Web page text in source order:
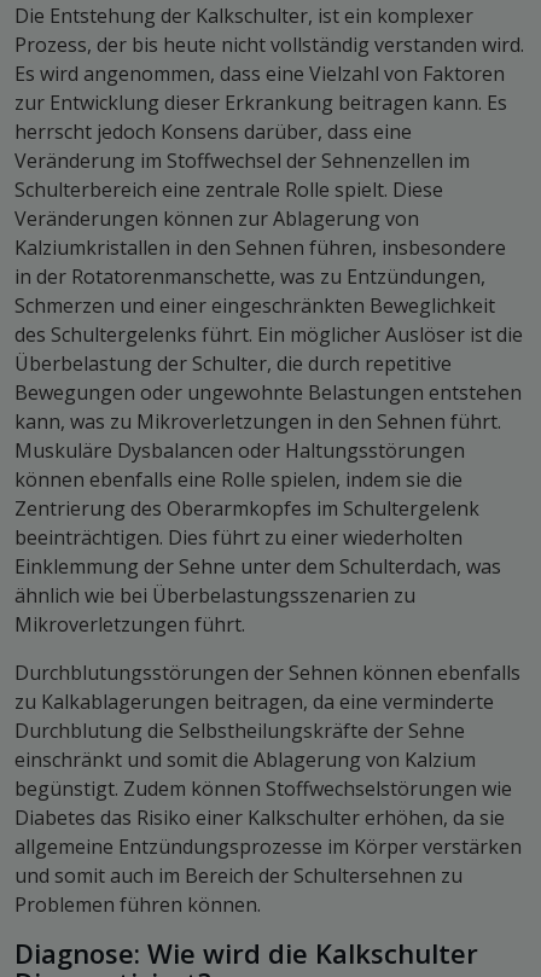
Die Entstehung der Kalkschulter, ist ein komplexer
Prozess, der bis heute nicht vollständig verstanden wird.
Es wird angenommen, dass eine Vielzahl von Faktoren
zur Entwicklung dieser Erkrankung beitragen kann. Es
herrscht jedoch Konsens darüber, dass eine
Veränderung im Stoffwechsel der Sehnenzellen im
Schulterbereich eine zentrale Rolle spielt. Diese
Veränderungen können zur Ablagerung von
Kalziumkristallen in den Sehnen führen, insbesondere
in der Rotatorenmanschette, was zu Entzündungen,
Schmerzen und einer eingeschränkten Beweglichkeit
des Schultergelenks führt. Ein möglicher Auslöser ist die
Überbelastung der Schulter, die durch repetitive
Bewegungen oder ungewohnte Belastungen entstehen
kann, was zu Mikroverletzungen in den Sehnen führt.
Muskuläre Dysbalancen oder Haltungsstörungen
können ebenfalls eine Rolle spielen, indem sie die
Zentrierung des Oberarmkopfes im Schultergelenk
beeinträchtigen. Dies führt zu einer wiederholten
Einklemmung der Sehne unter dem Schulterdach, was
ähnlich wie bei Überbelastungsszenarien zu
Mikroverletzungen führt.
Durchblutungsstörungen der Sehnen können ebenfalls
zu Kalkablagerungen beitragen, da eine verminderte
Durchblutung die Selbstheilungskräfte der Sehne
einschränkt und somit die Ablagerung von Kalzium
begünstigt. Zudem können Stoffwechselstörungen wie
Diabetes das Risiko einer Kalkschulter erhöhen, da sie
allgemeine Entzündungsprozesse im Körper verstärken
und somit auch im Bereich der Schultersehnen zu
Problemen führen können.
Diagnose: Wie wird die Kalkschulter